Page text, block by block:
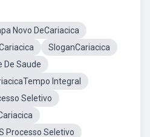
Novo DeCariacica
SloganCariacica
De Saude
Integral
Seletivo
Processo Seletivo